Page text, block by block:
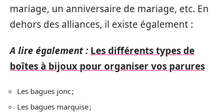
mariage, un anniversaire de mariage, etc. En
dehors des alliances, il existe également :
A lire également : Les différents types de
boîtes à bijoux pour organiser vos parures
Les bagues jonc ;
Les bagues marquise ;